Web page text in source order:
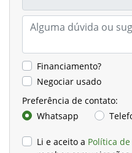
Financiamento?
Negociar usado
Preferência de contato:
Whatsapp
Li e aceito a Política